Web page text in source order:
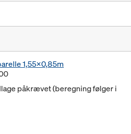
1,55x0,85m
påkrævet (beregning følger i